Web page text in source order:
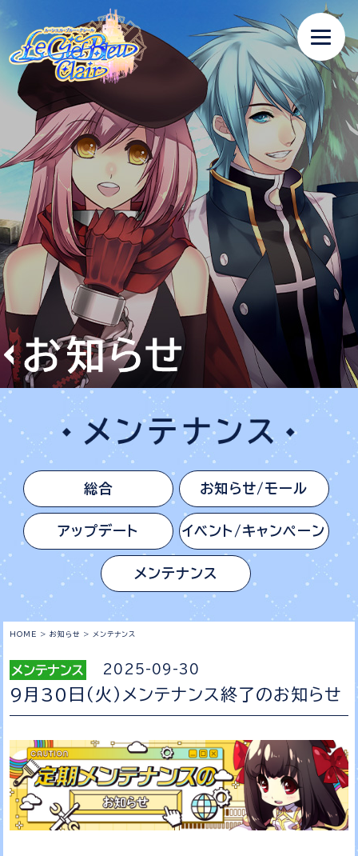
総合 お知らせ/モール
アップデート イベント/キャンペーン
メンテナンス
HOME > お知らせ > メンテナンス
2025-09-30
9月30日（火）メンテナンス終了のお知らせ